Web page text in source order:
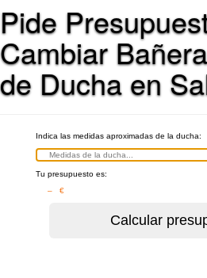
Pide
Cambiar
de Ducha en
Indica las medidas aproximadas de la ducha:
Tu presupuesto es:
– €